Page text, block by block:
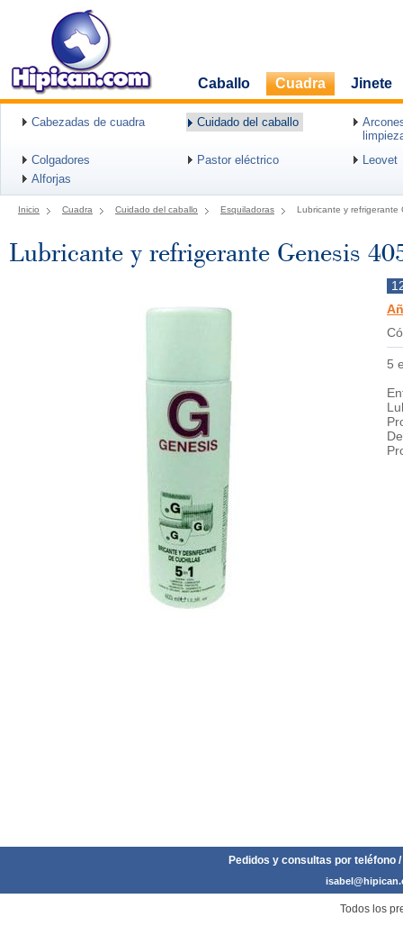
Caballo Cuadra Jinete
Cabezadas de cuadra Cuidado del caballo
Colgadores
Pastor eléctrico
Leovet
Alforjas
Inicio Cuadra Cuidado del caballo Esquiladoras Lubricante y refrigerante
Lubricante y refrigerante Genesis
5
Pedidos y consultas por teléfono
Todos los